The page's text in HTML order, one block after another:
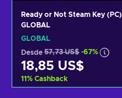
Ready or Not Steam Key (PC)
GLOBAL
GLOBAL
Desde 57,73 US$ -67%
18,85 US$
11% Cashback